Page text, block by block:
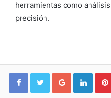
herramientas como
precisión.
Google+ LinkedIn